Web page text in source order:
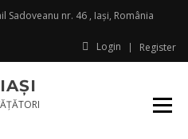
Sadoveanu nr. 46 , Iaşi, România
Login Register